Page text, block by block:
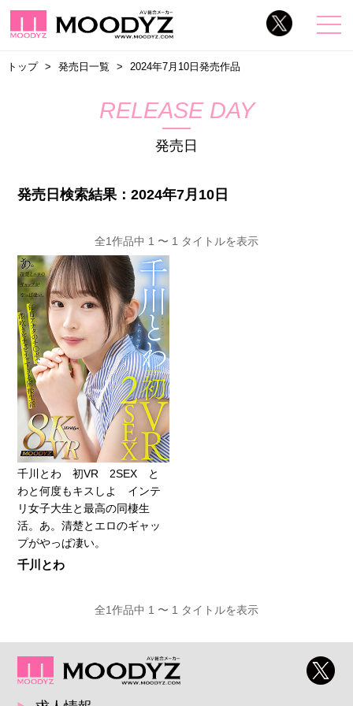
トップ 発売日一覧 2024年7月10日発売作品
RELEASE DAY
発売日
発売日検索結果：2024年7月10日
全1作品中 1 〜 1 タイトルを表示
千川とわ 初VR 2SEX と
わと何度もキスしよ インテ
リ女子大生と最高の同棲生
活。あ。清楚とエロのギャッ
プがやっぱ凄い。
千川とわ
全1作品中 1 〜 1 タイトルを表示